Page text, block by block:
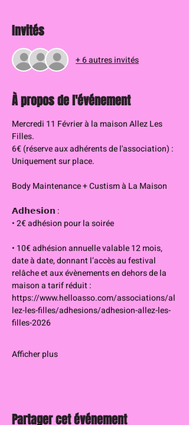
Invités
+ 6 autres invités
À propos de l'événement
Mercredi 11 Février à la maison Allez Les
Filles.
6€ (réserve aux adhérents de l'association) :
Uniquement sur place.
Body Maintenance + Custism à La Maison
𝗔𝗱𝗵𝗲𝘀𝗶𝗼𝗻 :
• 2€ adhésion pour la soirée
• 10€ adhésion annuelle valable 12 mois,
date à date, donnant l’accès au festival
relâche et aux évènements en dehors de la
maison a tarif réduit :
https://www.helloasso.com/associations/al
lez-les-filles/adhesions/adhesion-allez-les-
filles-2026
Afficher plus
Partager cet événement